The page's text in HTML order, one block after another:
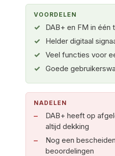
VOORDELEN
DAB+ en FM in één
Helder digitaal
Veel functies voor
Goede
NADELEN
DAB+ heeft op
altijd dekking
Nog een
beoordelingen